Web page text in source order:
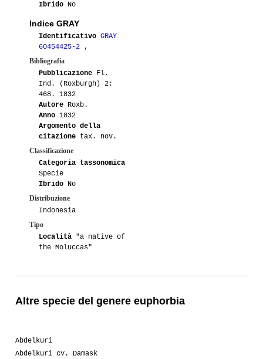
Ibrido No
Indice GRAY
Identificativo GRAY
60454425-2 ,
Bibliografia
Pubblicazione Fl.
Ind. (Roxburgh) 2:
468. 1832
Autore Roxb.
Anno 1832
Argomento della
citazione tax. nov.
Classificazione
Categoria tassonomica
Specie
Ibrido No
Distribuzione
Indonesia
Tipo
Località "a native of
the Moluccas"
Altre specie del genere euphorbia
Abdelkuri
Abdelkuri cv. Damask